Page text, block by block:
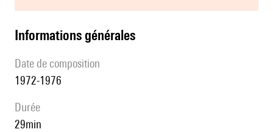
informations générales
date de composition
1972-1976
durée
29min